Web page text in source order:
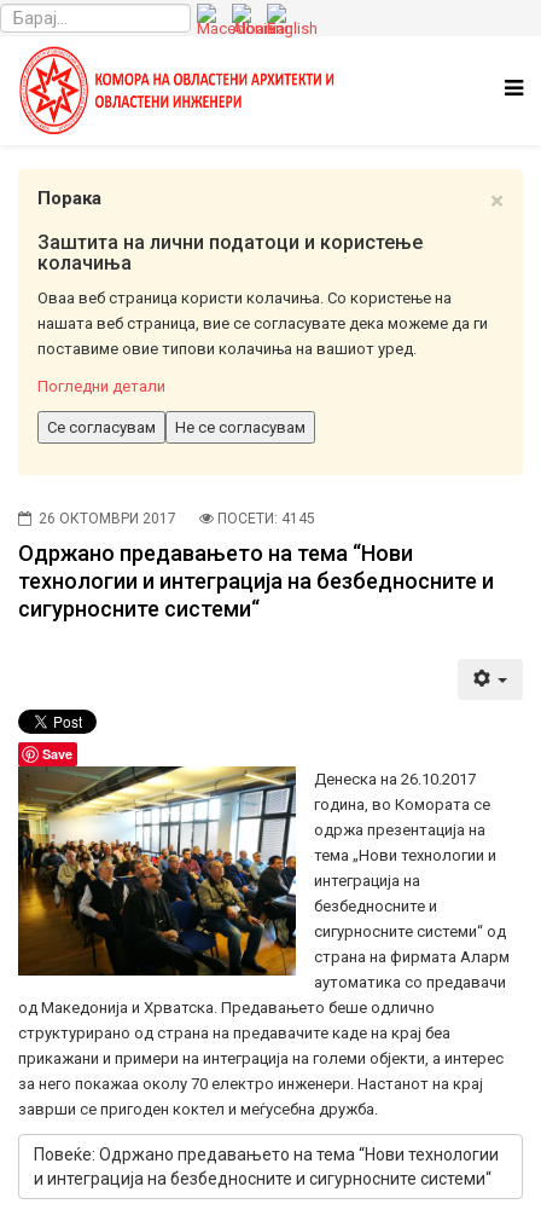
×
Порака
Заштита на лични податоци и користење
колачиња
Оваа веб страница користи колачиња. Со користење на
нашата веб страница, вие се согласувате дека можеме да ги
поставиме овие типови колачиња на вашиот уред.
Погледни детали
Се согласувам Не се согласувам
26 ОКТОМВРИ 2017 ПОСЕТИ: 4145
Одржано предавањето на тема “Нови
технологии и интеграција на безбедносните и
сигурносните системи“
Save
Денеска на 26.10.2017
година, во Комората се
одржа презентација на
тема „Нови технологии и
интеграција на
безбедносните и
сигурносните системи“ од
страна на фирмата Аларм
аутоматика со предавачи
од Македонија и Хрватска. Предавањето беше одлично
структурирано од страна на предавачите каде на крај беа
прикажани и примери на интеграција на големи објекти, а интерес
за него покажаа околу 70 електро инженери. Настанот на крај
заврши се пригоден коктел и меѓусебна дружба.
Повеќе: Одржано предавањето на тема “Нови технологии
и интеграција на безбедносните и сигурносните системи“